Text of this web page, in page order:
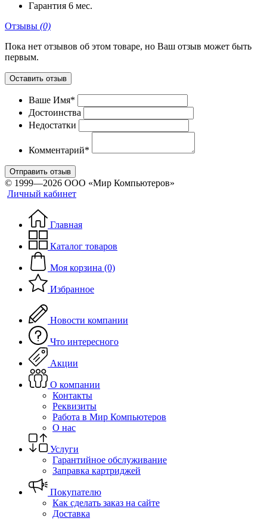
Гарантия 6 мес.
Отзывы (0)
Пока нет отзывов об этом товаре, но Ваш отзыв может быть
первым.
Оставить отзыв
Ваше Имя*
Достоинства
Недостатки
Комментарий*
Отправить отзыв
© 1999—2026 ООО «Мир Компьютеров»
Личный кабинет
Главная
Каталог товаров
Моя корзина (0)
Избранное
Новости компании
Что интересного
Акции
О компании
Контакты
Реквизиты
Работа в Мир Компьютеров
О нас
Услуги
Гарантийное обслуживание
Заправка картриджей
Покупателю
Как сделать заказ на сайте
Доставка